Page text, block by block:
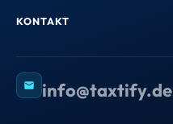
KONTAKT
info@taxtify.de